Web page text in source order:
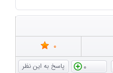
0
0